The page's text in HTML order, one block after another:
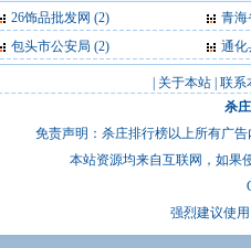
26饰品批发网 (2)
青海
包头市公安局 (2) 通化
关于本站 联系
杀
免责声明：杀庄排行榜以上所有广
本站资源均来自互联网，如果
强烈建议使